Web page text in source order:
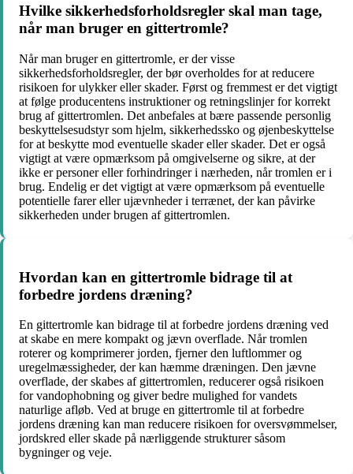
Hvilke sikkerhedsforholdsregler skal man tage,
når man bruger en gittertromle?
Når man bruger en gittertromle, er der visse
sikkerhedsforholdsregler, der bør overholdes for at reducere
risikoen for ulykker eller skader. Først og fremmest er det vigtigt
at følge producentens instruktioner og retningslinjer for korrekt
brug af gittertromlen. Det anbefales at bære passende personlig
beskyttelsesudstyr som hjelm, sikkerhedssko og øjenbeskyttelse
for at beskytte mod eventuelle skader eller skader. Det er også
vigtigt at være opmærksom på omgivelserne og sikre, at der
ikke er personer eller forhindringer i nærheden, når tromlen er i
brug. Endelig er det vigtigt at være opmærksom på eventuelle
potentielle farer eller ujævnheder i terrænet, der kan påvirke
sikkerheden under brugen af gittertromlen.
Hvordan kan en gittertromle bidrage til at
forbedre jordens dræning?
En gittertromle kan bidrage til at forbedre jordens dræning ved
at skabe en mere kompakt og jævn overflade. Når tromlen
roterer og komprimerer jorden, fjerner den luftlommer og
uregelmæssigheder, der kan hæmme dræningen. Den jævne
overflade, der skabes af gittertromlen, reducerer også risikoen
for vandophobning og giver bedre mulighed for vandets
naturlige afløb. Ved at bruge en gittertromle til at forbedre
jordens dræning kan man reducere risikoen for oversvømmelser,
jordskred eller skade på nærliggende strukturer såsom
bygninger og veje.